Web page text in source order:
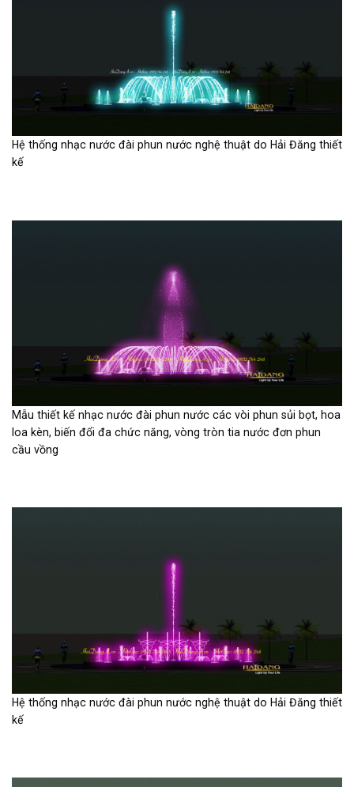
Hệ thống nhạc nước đài phun nước nghệ thuật do Hải Đăng thiết
kế
Mẫu thiết kế nhạc nước đài phun nước các vòi phun sủi bọt, hoa
loa kèn, biến đổi đa chức năng, vòng tròn tia nước đơn phun
cầu vồng
Hệ thống nhạc nước đài phun nước nghệ thuật do Hải Đăng thiết
kế